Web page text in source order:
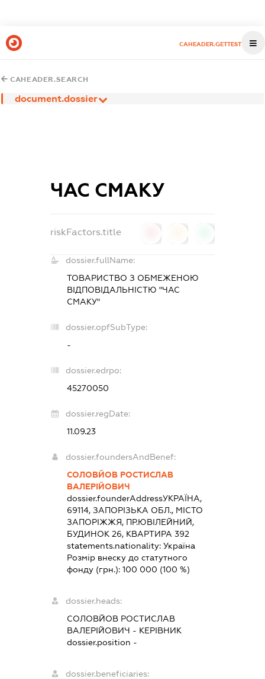
CAHEADER.GETTEST
CAHEADER.SEARCH
document.dossier
ЧАС СМАКУ
riskFactors.title
dossier.fullName:
ТОВАРИСТВО З ОБМЕЖЕНОЮ
ВІДПОВІДАЛЬНІСТЮ "ЧАС
СМАКУ"
dossier.opfSubType:
-
dossier.edrpo:
45270050
dossier.regDate:
11.09.23
dossier.foundersAndBenef:
СОЛОВЙОВ РОСТИСЛАВ
ВАЛЕРІЙОВИЧ
dossier.founderAddressУКРАЇНА,
69114, ЗАПОРІЗЬКА ОБЛ., МІСТО
ЗАПОРІЖЖЯ, ПР.ЮВІЛЕЙНИЙ,
БУДИНОК 26, КВАРТИРА 392
statements.nationality:Україна
Розмір внеску до статутного
фонду (грн.):100 000 (100 %)
dossier.heads:
СОЛОВЙОВ РОСТИСЛАВ
ВАЛЕРІЙОВИЧ - КЕРІВНИК
dossier.position -
dossier.beneficiaries: